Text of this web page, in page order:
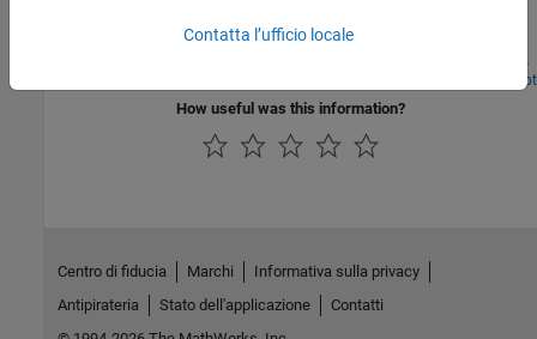
Generate Standalone C Code for Array of Structures
Generate code for a MATLAB function that uses a structure array.
Apri live script
How useful was this information?
Contatta l’ufficio locale
Centro di fiducia Marchi
Informativa sulla privacy
Antipirateria
Stato dell'applicazione
Contatti